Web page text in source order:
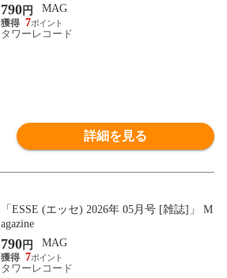
790円
MAG
7
タワーレコード
詳細を見る
「ESSE (エッセ) 2026年 05月号 [雑誌]」 M
agazine
790円
MAG
7
タワーレコード